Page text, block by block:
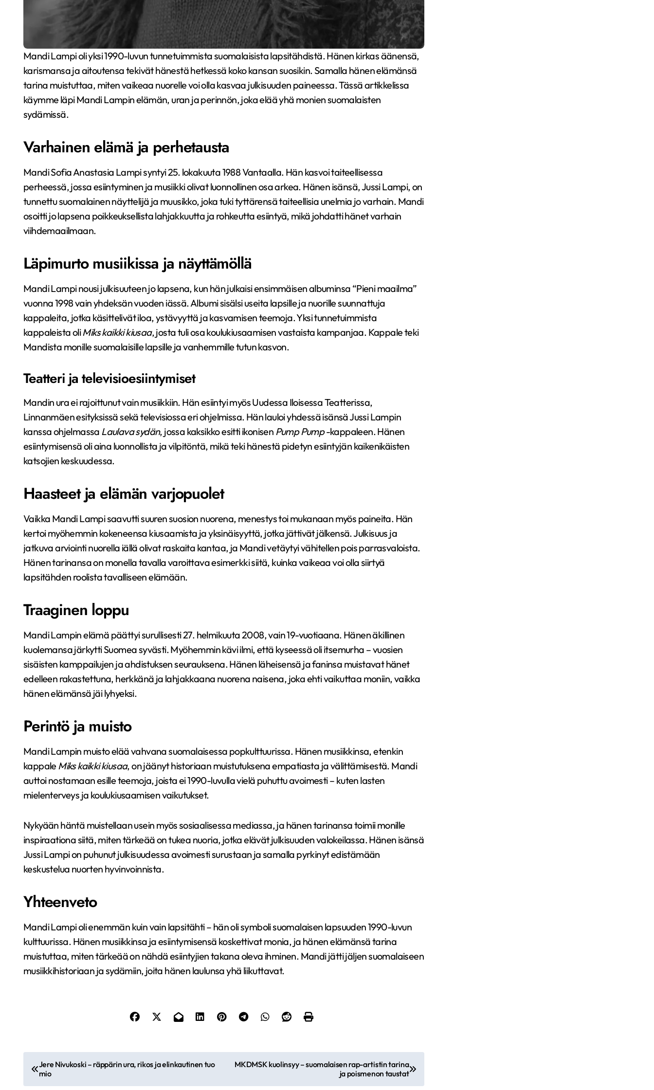
Mandi Lampi oli yksi 1990-luvun tunnetuimmista suomalaisista lapsitähdistä. Hänen kirkas äänensä,
karismansa ja aitoutensa tekivät hänestä hetkessä koko kansan suosikin. Samalla hänen elämänsä
tarina muistuttaa, miten vaikeaa nuorelle voi olla kasvaa julkisuuden paineessa. Tässä artikkelissa
käymme läpi Mandi Lampin elämän, uran ja perinnön, joka elää yhä monien suomalaisten
sydämissä.
Varhainen elämä ja perhetausta
Mandi Sofia Anastasia Lampi syntyi 25. lokakuuta 1988 Vantaalla. Hän kasvoi taiteellisessa
perheessä, jossa esiintyminen ja musiikki olivat luonnollinen osa arkea. Hänen isänsä, Jussi Lampi, on
tunnettu suomalainen näyttelijä ja muusikko, joka tuki tyttärensä taiteellisia unelmia jo varhain. Mandi
osoitti jo lapsena poikkeuksellista lahjakkuutta ja rohkeutta esiintyä, mikä johdatti hänet varhain
viihdemaailmaan.
Läpimurto musiikissa ja näyttämöllä
Mandi Lampi nousi julkisuuteen jo lapsena, kun hän julkaisi ensimmäisen albuminsa “Pieni maailma”
vuonna 1998 vain yhdeksän vuoden iässä. Albumi sisälsi useita lapsille ja nuorille suunnattuja
kappaleita, jotka käsittelivät iloa, ystävyyttä ja kasvamisen teemoja. Yksi tunnetuimmista
kappaleista oliMiks kaikki kiusaa, josta tuli osa koulukiusaamisen vastaista kampanjaa. Kappale teki
Mandista monille suomalaisille lapsille ja vanhemmille tutun kasvon.
Teatteri ja televisioesiintymiset
Mandin ura ei rajoittunut vain musiikkiin. Hän esiintyi myös Uudessa Iloisessa Teatterissa,
Linnanmäen esityksissä sekä televisiossa eri ohjelmissa. Hän lauloi yhdessä isänsä Jussi Lampin
kanssa ohjelmassa Laulava sydän, jossa kaksikko esitti ikonisen Pump Pump-kappaleen. Hänen
esiintymisensä oli aina luonnollista ja vilpitöntä, mikä teki hänestä pidetyn esiintyjän kaikenikäisten
katsojien keskuudessa.
Haasteet ja elämän varjopuolet
Vaikka Mandi Lampi saavutti suuren suosion nuorena, menestys toi mukanaan myös paineita. Hän
kertoi myöhemmin kokeneensa kiusaamista ja yksinäisyyttä, jotka jättivät jälkensä. Julkisuus ja
jatkuva arviointi nuorella iällä olivat raskaita kantaa, ja Mandi vetäytyi vähitellen pois parrasvaloista.
Hänen tarinansa on monella tavalla varoittava esimerkki siitä, kuinka vaikeaa voi olla siirtyä
lapsitähden roolista tavalliseen elämään.
Traaginen loppu
Mandi Lampin elämä päättyi surullisesti 27. helmikuuta 2008, vain 19-vuotiaana. Hänen äkillinen
kuolemansa järkytti Suomea syvästi. Myöhemmin kävi ilmi, että kyseessä oli itsemurha – vuosien
sisäisten kamppailujen ja ahdistuksen seurauksena. Hänen läheisensä ja faninsa muistavat hänet
edelleen rakastettuna, herkkänä ja lahjakkaana nuorena naisena, joka ehti vaikuttaa moniin, vaikka
hänen elämänsä jäi lyhyeksi.
Perintö ja muisto
Mandi Lampin muisto elää vahvana suomalaisessa popkulttuurissa. Hänen musiikkinsa, etenkin
kappale Miks kaikki kiusaa, on jäänyt historiaan muistutuksena empatiasta ja välittämisestä. Mandi
auttoi nostamaan esille teemoja, joista ei 1990-luvulla vielä puhuttu avoimesti – kuten lasten
mielenterveys ja koulukiusaamisen vaikutukset.
Nykyään häntä muistellaan usein myös sosiaalisessa mediassa, ja hänen tarinansa toimii monille
inspiraationa siitä, miten tärkeää on tukea nuoria, jotka elävät julkisuuden valokeilassa. Hänen isänsä
Jussi Lampi on puhunut julkisuudessa avoimesti surustaan ja samalla pyrkinyt edistämään
keskustelua nuorten hyvinvoinnista.
Yhteenveto
Mandi Lampi oli enemmän kuin vain lapsitähti – hän oli symboli suomalaisen lapsuuden 1990-luvun
kulttuurissa. Hänen musiikkinsa ja esiintymisensä koskettivat monia, ja hänen elämänsä tarina
muistuttaa, miten tärkeää on nähdä esiintyjien takana oleva ihminen. Mandi jätti jäljen suomalaiseen
musiikkihistoriaan ja sydämiin, joita hänen laulunsa yhä liikuttavat.
A
r
Jere Nivukoski – räppärin ura, rikos ja elinkautinen tuo
mio
MKDMSK kuolinsyy – suomalaisen rap-artistin tarina
ja poismenon taustat